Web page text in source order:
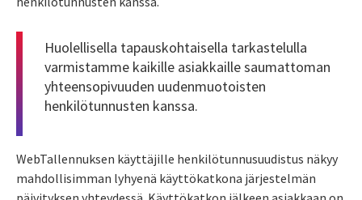
Huolellisella tapauskohtaisella tarkastelulla
varmistamme kaikille asiakkaille saumattoman
yhteensopivuuden uudenmuotoisten
henkilötunnusten kanssa.
WebTallennuksen käyttäjille henkilötunnusuudistus näkyy
mahdollisimman lyhyenä käyttökatkona järjestelmän